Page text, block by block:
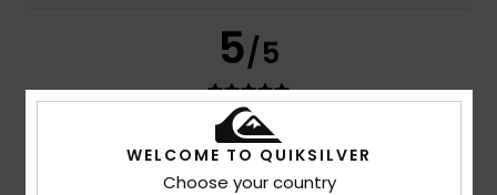
5/5
5. Juli 2026
Verifizierter Kauf
Preis-Leistungs-Verhältnis
WELCOME TO QUIKSILVER
Choose your country